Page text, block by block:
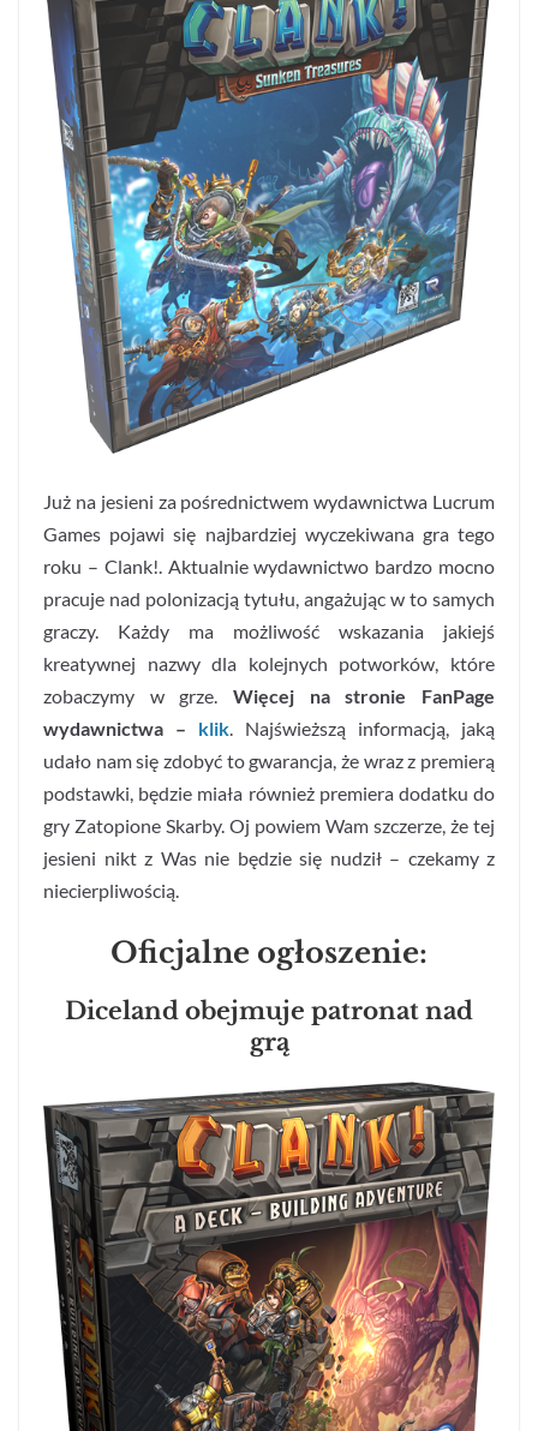
Już na jesieni za pośrednictwem wydawnictwa Lucrum
Games pojawi się najbardziej wyczekiwana gra tego
roku – Clank!. Aktualnie wydawnictwo bardzo mocno
pracuje nad polonizacją tytułu, angażując w to samych
graczy. Każdy ma możliwość wskazania jakiejś
kreatywnej nazwy dla kolejnych potworków, które
zobaczymy w grze. Więcej na stronie FanPage
wydawnictwa – klik. Najświeższą informacją, jaką
udało nam się zdobyć to gwarancja, że wraz z premierą
podstawki, będzie miała również premiera dodatku do
gry Zatopione Skarby. Oj powiem Wam szczerze, że tej
jesieni nikt z Was nie będzie się nudził – czekamy z
niecierpliwością.
Oficjalne ogłoszenie:
Diceland obejmuje patronat nad
grą